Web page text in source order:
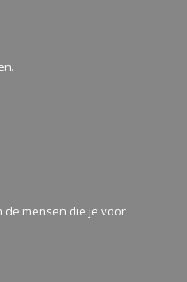
de mensen die je voor